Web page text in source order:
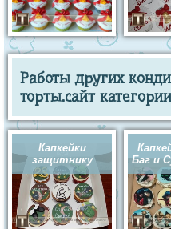
Работы других
торты.сайт
Капкейки
защитнику
Баг и